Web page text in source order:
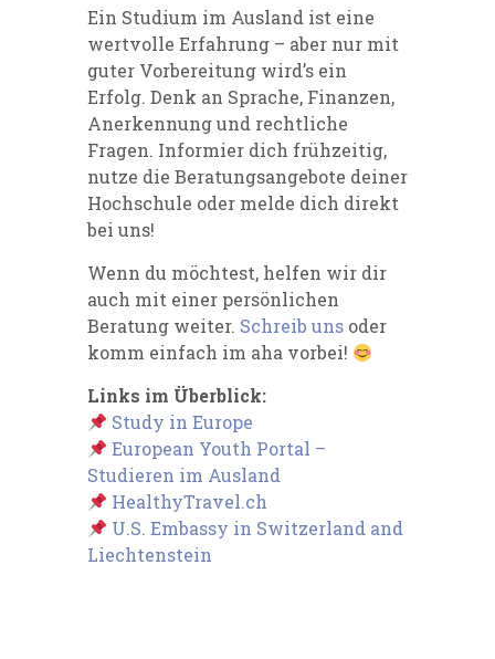
Ein Studium im Ausland ist eine
wertvolle Erfahrung – aber nur mit
guter Vorbereitung wird’s ein
Erfolg. Denk an Sprache, Finanzen,
Anerkennung und rechtliche
Fragen. Informier dich frühzeitig,
nutze die Beratungsangebote deiner
Hochschule oder melde dich direkt
bei uns!
Wenn du möchtest, helfen wir dir
auch mit einer persönlichen
Beratung weiter. Schreib uns oder
komm einfach im aha vorbei!
Links im Überblick:
Study in Europe
European Youth Portal –
Studieren im Ausland
HealthyTravel.ch
U.S. Embassy in Switzerland and
Liechtenstein